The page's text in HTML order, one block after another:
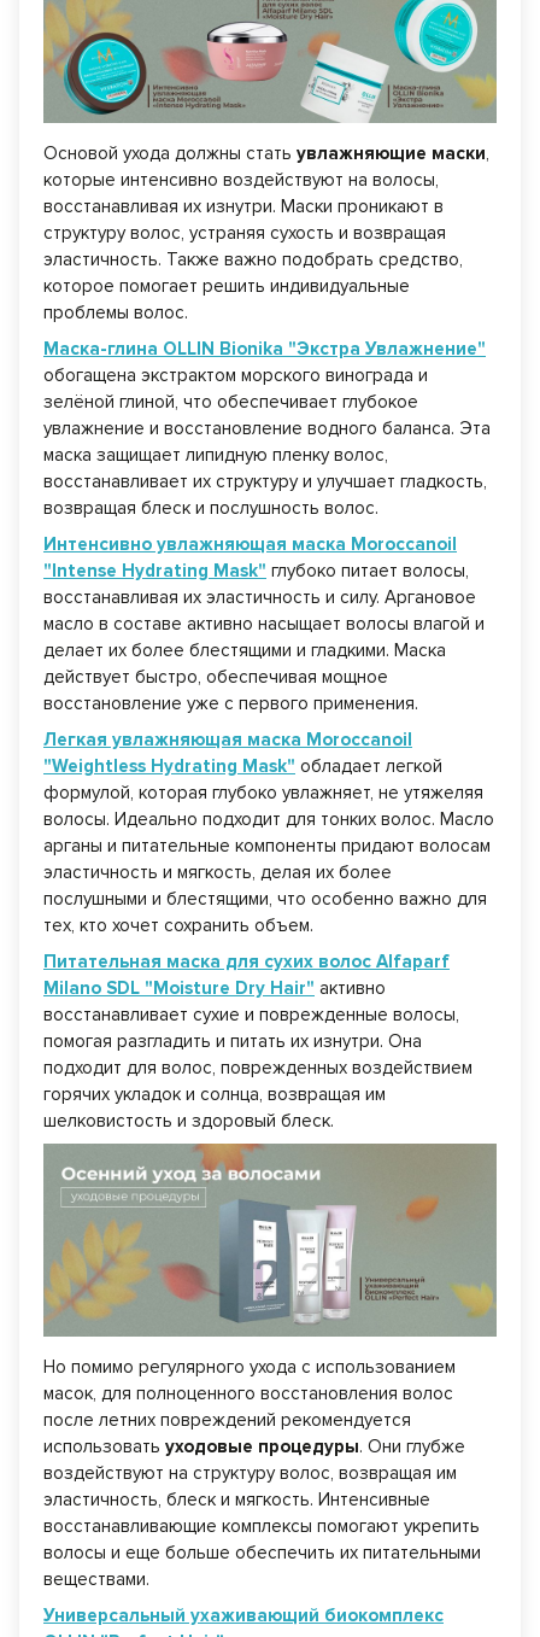
Основой ухода должны стать увлажняющие маски,
которые интенсивно воздействуют на волосы,
восстанавливая их изнутри. Маски проникают в
структуру волос, устраняя сухость и возвращая
эластичность. Также важно подобрать средство,
которое помогает решить индивидуальные
проблемы волос.
Маска-глина OLLIN Bionika "Экстра Увлажнение"
обогащена экстрактом морского винограда и
зелёной глиной, что обеспечивает глубокое
увлажнение и восстановление водного баланса. Эта
маска защищает липидную пленку волос,
восстанавливает их структуру и улучшает гладкость,
возвращая блеск и послушность волос.
Интенсивно увлажняющая маска Moroccanoil
"Intense Hydrating Mask" глубоко питает волосы,
восстанавливая их эластичность и силу. Аргановое
масло в составе активно насыщает волосы влагой и
делает их более блестящими и гладкими. Маска
действует быстро, обеспечивая мощное
восстановление уже с первого применения.
Легкая увлажняющая маска Moroccanoil
"Weightless Hydrating Mask" обладает легкой
формулой, которая глубоко увлажняет, не утяжеляя
волосы. Идеально подходит для тонких волос. Масло
арганы и питательные компоненты придают волосам
эластичность и мягкость, делая их более
послушными и блестящими, что особенно важно для
тех, кто хочет сохранить объем.
Питательная маска для сухих волос Alfaparf
Milano SDL "Moisture Dry Hair" активно
восстанавливает сухие и поврежденные волосы,
помогая разгладить и питать их изнутри. Она
подходит для волос, поврежденных воздействием
горячих укладок и солнца, возвращая им
шелковистость и здоровый блеск.
Но помимо регулярного ухода с использованием
масок, для полноценного восстановления волос
после летних повреждений рекомендуется
использовать уходовые процедуры. Они глубже
воздействуют на структуру волос, возвращая им
эластичность, блеск и мягкость. Интенсивные
восстанавливающие комплексы помогают укрепить
волосы и еще больше обеспечить их питательными
веществами.
Универсальный ухаживающий биокомплекс